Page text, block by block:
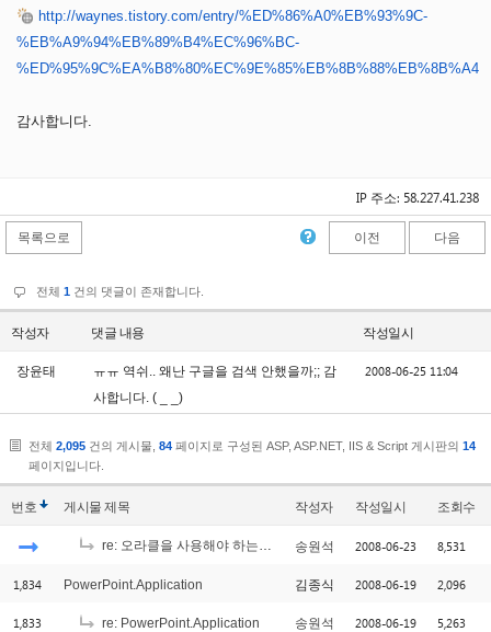
http://waynes.tistory.com/entry/%ED%86%A0%EB%93%9C-
%EB%A9%94%EB%89%B4%EC%96%BC-
%ED%95%9C%EA%B8%80%EC%9E%85%EB%8B%88%EB%8B%A4
감사합니다.
IP 주소: 58.227.41.238
목록으로 이전 다음
전체 1 건의 댓글이 존재합니다.
작성자 댓글 내용 작성일시
장윤태
ㅠㅠ 역쉬.. 왜난 구글을 검색 안했을까;; 감
사합니다. ( _ _)
2008-06-25 11:04
전체 2,095 건의 게시물, 84 페이지로 구성된 ASP, ASP.NET, IIS & Script 게시판의 14
페이지입니다.
번호 게시물제목 작성자 작성일시 조회수
re: 오라클을 사용해야 하는데요..!! 시퀄서버에 익숙해져 있어서;; 송원석 2008-06-23 8,531
1,834 PowerPoint.Application 김종식 2008-06-19 2,096
1,833 re: PowerPoint.Application 송원석 2008-06-19 5,263